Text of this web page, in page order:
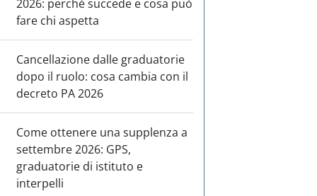
2026: perché succede e cosa può
fare chi aspetta
Cancellazione dalle graduatorie
dopo il ruolo: cosa cambia con il
decreto PA 2026
Come ottenere una supplenza a
settembre 2026: GPS,
graduatorie di istituto e
interpelli